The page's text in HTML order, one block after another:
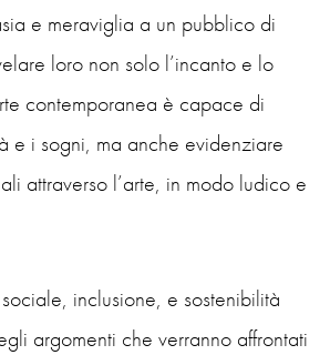
e meraviglia a un pubblico di
loro non solo l’incanto e lo
contemporanea è capace di
e i sogni, ma anche evidenziare
attraverso l’arte, in modo ludico e
inclusione, e sostenibilità
argomenti che verranno affrontati